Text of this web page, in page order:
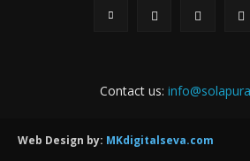
Contact us:
Web Design by: MKdigitalseva.com